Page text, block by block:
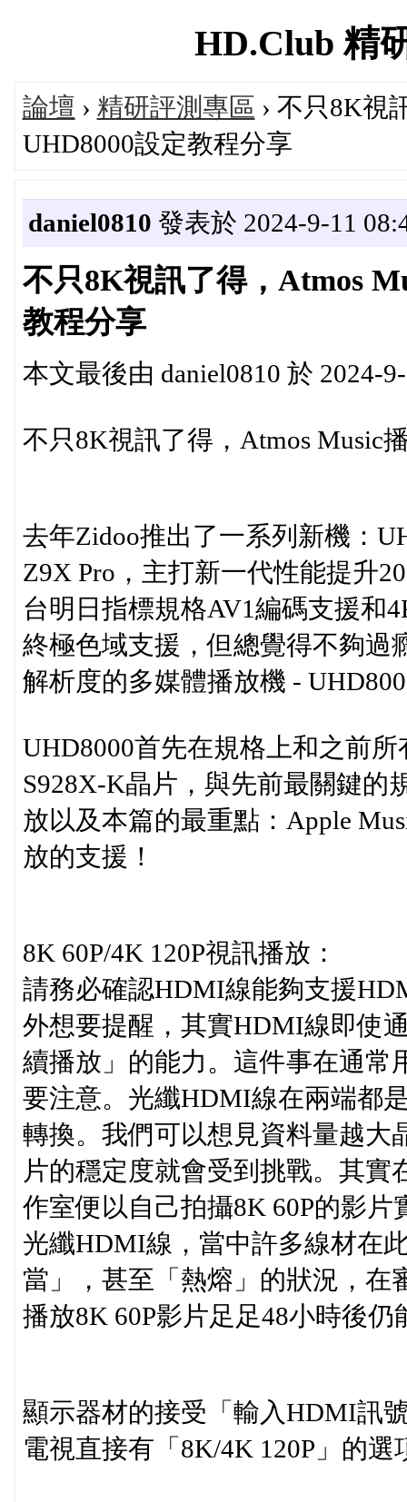
HD.Club 精
論壇 › 精研評測專區 › 不只8K視
UHD8000設定教程分享
daniel0810 發表於 2024-9-11
不只8K視訊了得，Atmos
教程分享
本文最後由 daniel0810 於 2024-
不只8K視訊了得，Atmos Music
去年Zidoo推出了一系列新機：
Z9X Pro，主打新一代性能提升
台明日指標規格AV1編碼支援和
終極色域支援，但總覺得不夠過
解析度的多媒體播放機 -
UHD8000首先在規格上和之前
S928X-K晶片，與先前最關鍵的
放以及本篇的最重點：Apple
放的支援！
8K 60P/4K 120P視訊播放：
請務必確認HDMI線能夠支援
外想要提醒，其實HDMI線即使
續播放」的能力。這件事在通
要注意。光纖HDMI線在兩端都
轉換。我們可以想見資料量越大
片的穩定度就會受到挑戰。其
作室便以自己拍攝8K 60P的影
光纖HDMI線，當中許多線材在
當」，甚至「熱熔」的狀況，在
播放8K 60P影片足足48小時後
顯示器材的接受「輸入HDMI訊
電視直接有「8K/4K 120P」的選